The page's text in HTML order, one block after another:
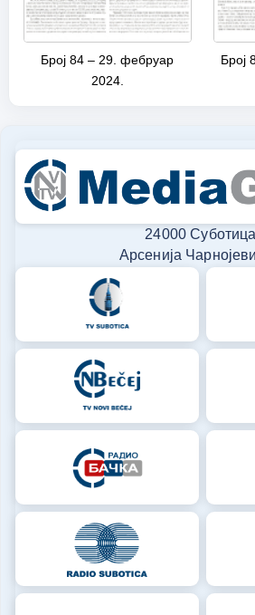
Број 84 – 29. фебруар
2024.
Број
24000
Арсенија